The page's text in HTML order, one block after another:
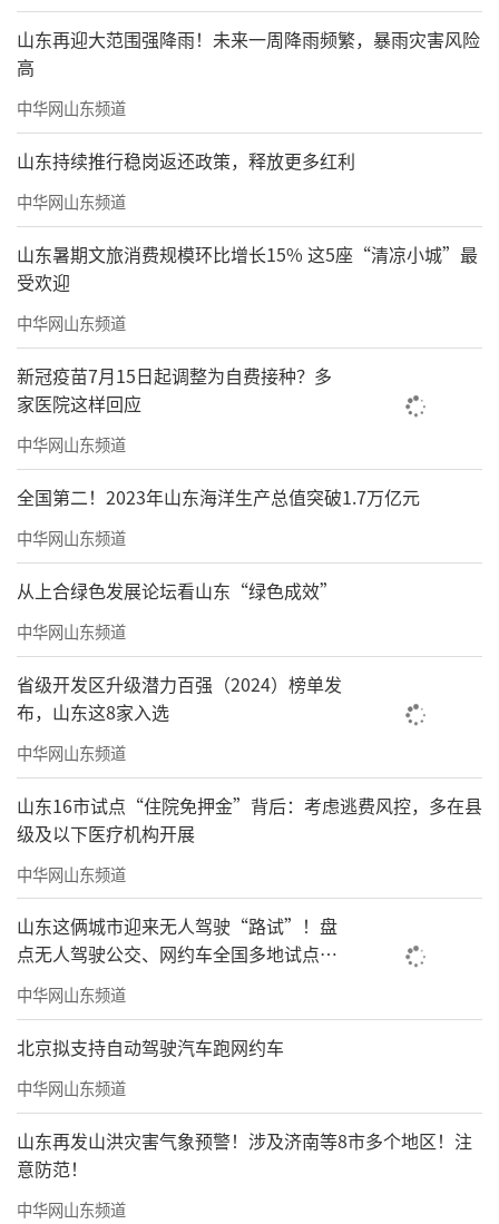
山东再迎大范围强降雨！未来一周降雨频繁，暴雨灾害风险
高
中华网山东频道
山东持续推行稳岗返还政策，释放更多红利
中华网山东频道
山东暑期文旅消费规模环比增长15% 这5座“清凉小城”最
受欢迎
中华网山东频道
新冠疫苗7月15日起调整为自费接种？多
家医院这样回应
中华网山东频道
全国第二！2023年山东海洋生产总值突破1.7万亿元
中华网山东频道
从上合绿色发展论坛看山东“绿色成效”
中华网山东频道
省级开发区升级潜力百强（2024）榜单发
布，山东这8家入选
中华网山东频道
山东16市试点“住院免押金”背后：考虑逃费风控，多在县
级及以下医疗机构开展
中华网山东频道
山东这俩城市迎来无人驾驶“路试”！盘
点无人驾驶公交、网约车全国多地试点之
路
中华网山东频道
北京拟支持自动驾驶汽车跑网约车
中华网山东频道
山东再发山洪灾害气象预警！涉及济南等8市多个地区！注
意防范！
中华网山东频道